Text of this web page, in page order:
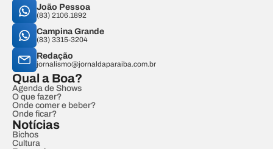
João Pessoa
(83) 2106.1892
Campina Grande
(83) 3315-3204
Redação
jornalismo@jornaldaparaiba.com.br
Qual a Boa?
Agenda de Shows
O que fazer?
Onde comer e beber?
Onde ficar?
Notícias
Bichos
Cultura